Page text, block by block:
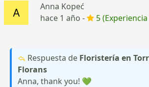
Anna Kopeć
hace 1 año -
5
Respuesta de Floristería en
Florans
Anna, thank you! 💚